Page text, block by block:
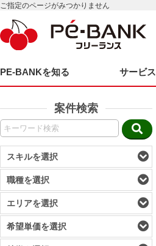
ご指定のページがみつかりません
PE-BANKを知る サービ
案件検索
スキルを選択
職種を選択
エリアを選択
希望単価を選択